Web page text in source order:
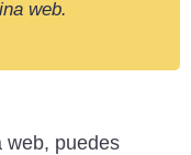
web.
web, puedes